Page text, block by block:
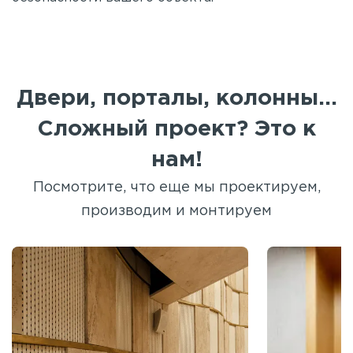
Двери, порталы, колонны...
Сложный проект? Это к
нам!
Посмотрите, что еще мы проектируем,
производим и монтируем